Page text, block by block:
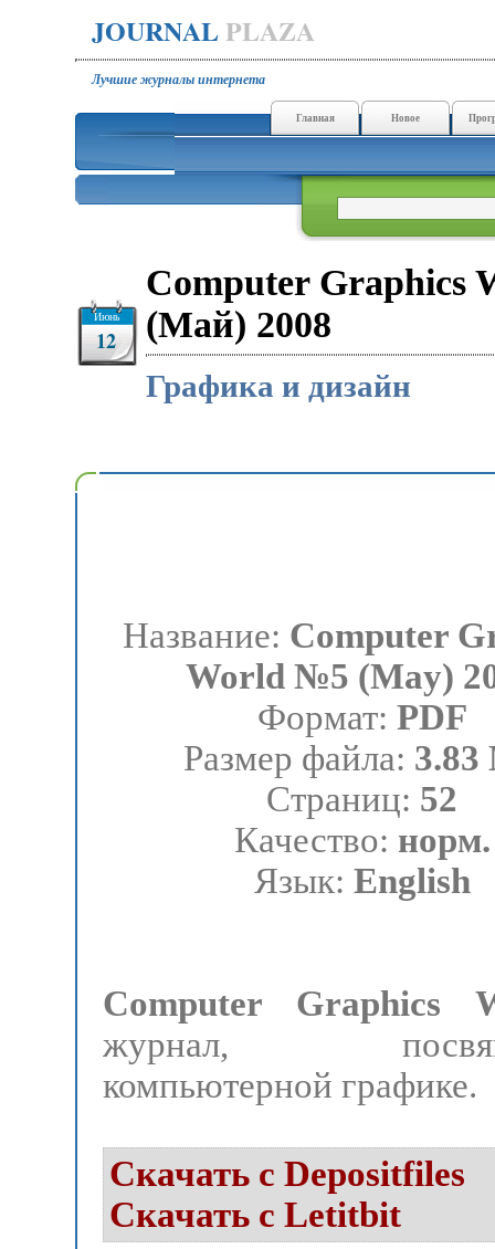
JOURNALPLAZA
Лучшие журналы интернета
Главная Новое
Июнь
12
Computer Graphics
(Май) 2008
Графика и дизайн
Название: Computer
World №5 (May)
Формат: PDF
Размер файла:
Страниц: 52
Качество: норм.
Язык: English
Computer Graphics
журнал,
компьютерной графике.
Скачать с Depositfiles
Скачать с Letitbit